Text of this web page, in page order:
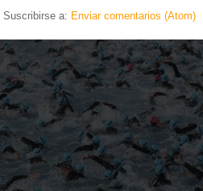
Suscribirse a: Enviar comentarios (Atom)